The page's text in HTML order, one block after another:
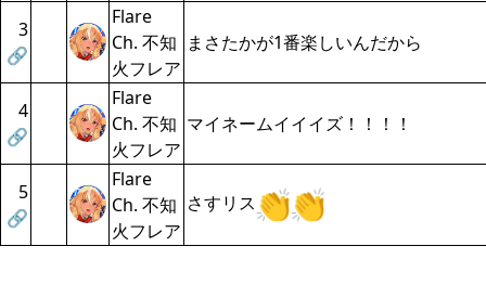
3
🔗
Flare
Ch. 不知
火フレア
まさたかが1番楽しいんだから
4
🔗
Flare
Ch. 不知
火フレア
マイネームイイイズ！！！！
5
🔗
Flare
Ch. 不知
火フレア
さすリス